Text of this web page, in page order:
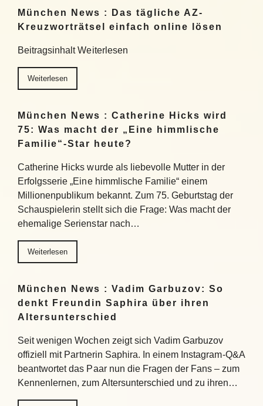
München News : Das tägliche AZ-
Kreuzworträtsel einfach online lösen
Beitragsinhalt Weiterlesen
Weiterlesen
München News : Catherine Hicks wird
75: Was macht der „Eine himmlische
Familie“-Star heute?
Catherine Hicks wurde als liebevolle Mutter in der
Erfolgsserie „Eine himmlische Familie“ einem
Millionenpublikum bekannt. Zum 75. Geburtstag der
Schauspielerin stellt sich die Frage: Was macht der
ehemalige Serienstar nach…
Weiterlesen
München News : Vadim Garbuzov: So
denkt Freundin Saphira über ihren
Altersunterschied
Seit wenigen Wochen zeigt sich Vadim Garbuzov
offiziell mit Partnerin Saphira. In einem Instagram-Q&A
beantwortet das Paar nun die Fragen der Fans – zum
Kennenlernen, zum Altersunterschied und zu ihren…